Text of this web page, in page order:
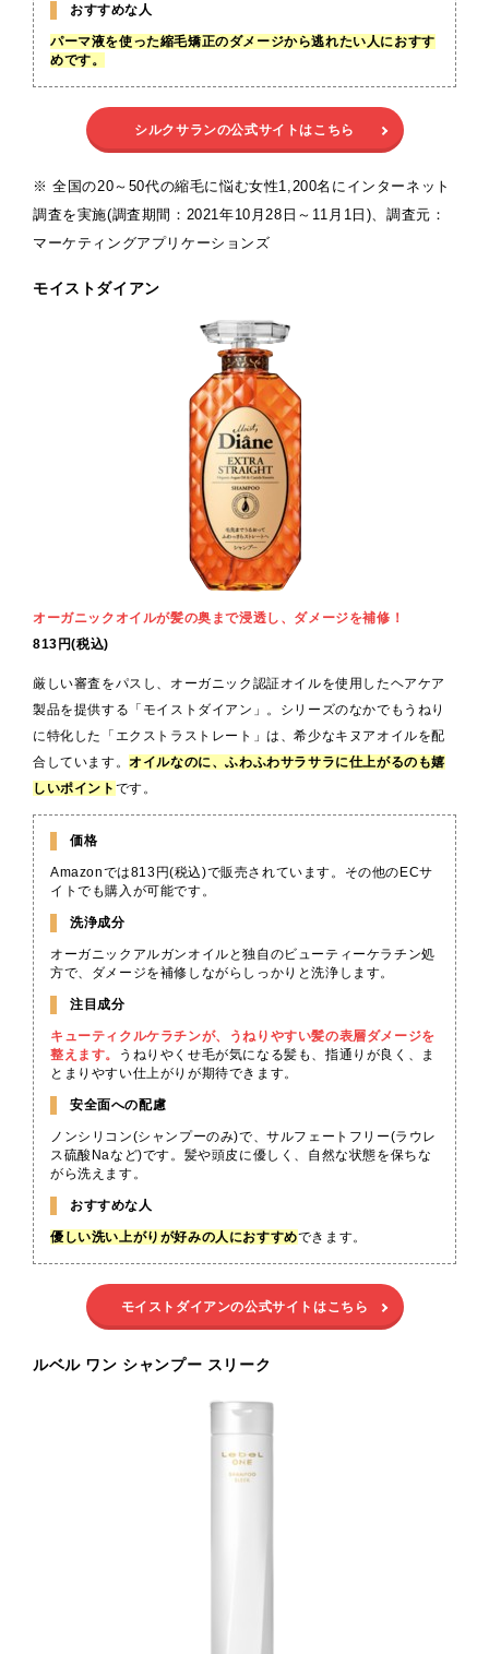
おすすめな人
パーマ液を使った縮毛矯正のダメージから逃れたい人におすす
めです。
シルクサランの公式サイトはこちら
※ 全国の20～50代の縮毛に悩む女性1,200名にインターネット
調査を実施(調査期間：2021年10月28日～11月1日)、調査元：
マーケティングアプリケーションズ
モイストダイアン
オーガニックオイルが髪の奥まで浸透し、ダメージを補修！
813円(税込)
厳しい審査をパスし、オーガニック認証オイルを使用したヘアケア
製品を提供する「モイストダイアン」。シリーズのなかでもうねり
に特化した「エクストラストレート」は、希少なキヌアオイルを配
合しています。オイルなのに、ふわふわサラサラに仕上がるのも嬉
しいポイント です。
価格
Amazonでは813円(税込)で販売されています。その他のECサ
イトでも購入が可能です。
洗浄成分
オーガニックアルガンオイルと独自のビューティーケラチン処
方で、ダメージを補修しながらしっかりと洗浄します。
注目成分
キューティクルケラチンが、うねりやすい髪の表層ダメージを
整えます。
うねりやくせ毛が気になる髪も、指通りが良く、ま
とまりやすい仕上がりが期待できます。
安全面への配慮
ノンシリコン(シャンプーのみ)で、サルフェートフリー(ラウレ
ス硫酸Naなど)です。髪や頭皮に優しく、自然な状態を保ちな
がら洗えます。
おすすめな人
優しい洗い上がりが好みの人におすすめできます。
モイストダイアンの公式サイトはこちら
ルベル ワン シャンプー スリーク